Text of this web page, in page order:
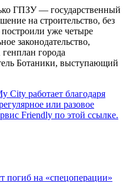
ГПЗУ — государственный
на строительство, без
уже четыре
законодательство,
города
Ботаники, выступающий
работает благодаря
или разовое
Friendly по этой ссылке.